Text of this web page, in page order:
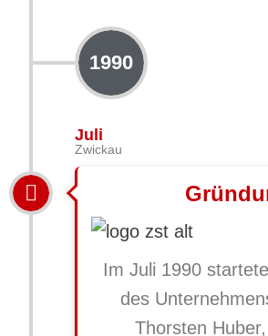
1990
Juli
Zwickau
Im Juli 1990
des
Thorsten